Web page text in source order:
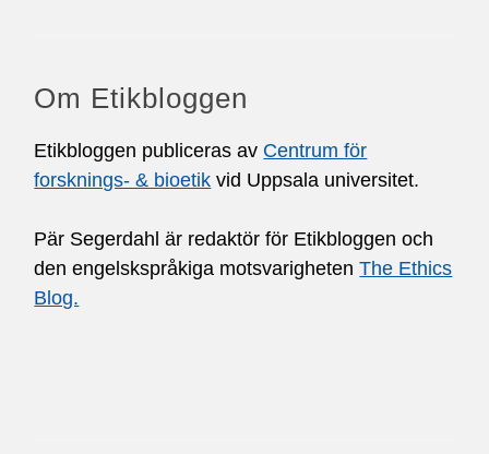
Om Etikbloggen
Etikbloggen publiceras av Centrum för
forsknings- & bioetik vid Uppsala universitet.
Pär Segerdahl är redaktör för Etikbloggen och
den engelskspråkiga motsvarighetenThe Ethics
Blog.